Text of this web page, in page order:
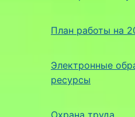
План работы на
Электронные
ресурсы
Охрана труда